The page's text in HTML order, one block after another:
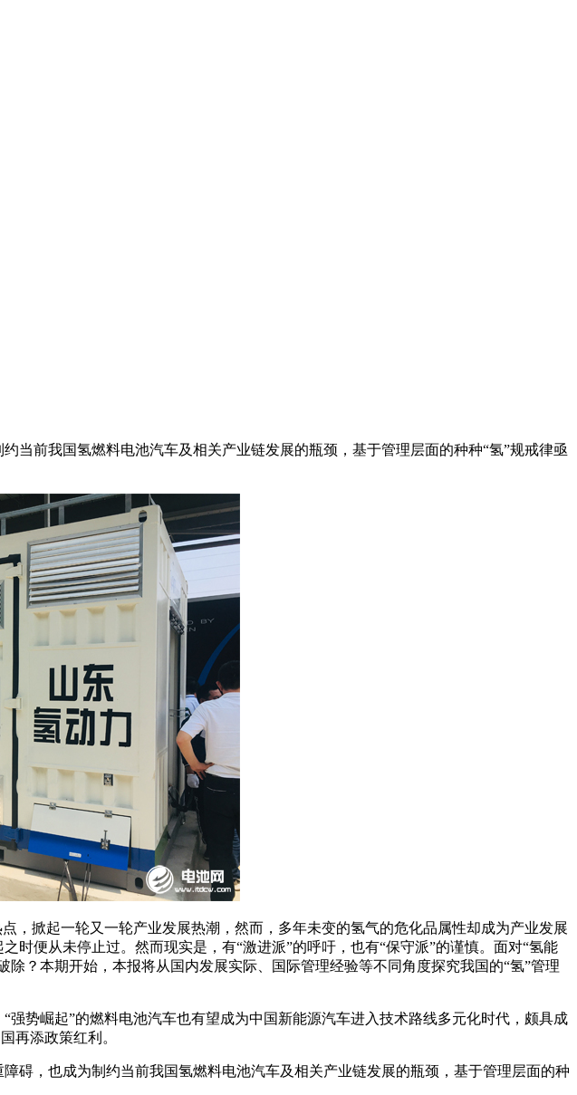
当前我国氢燃料电池汽车及相关产业链发展的瓶颈，基于管理层面的种种“氢”规戒律亟
，掀起一轮又一轮产业发展热潮，然而，多年未变的氢气的危化品属性却成为产业发展
便从未停止过。然而现实是，有“激进派”的呼吁，也有“保守派”的谨慎。面对“氢能
？本期开始，本报将从国内发展实际、国际管理经验等不同角度探究我国的“氢”管理
势崛起”的燃料电池汽车也有望成为中国新能源汽车进入技术路线多元化时代，颇具成
再添政策红利。
碍，也成为制约当前我国氢燃料电池汽车及相关产业链发展的瓶颈，基于管理层面的种